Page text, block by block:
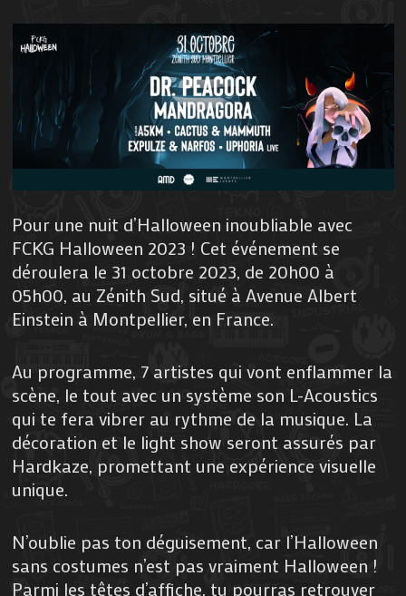
Pour une nuit d’Halloween inoubliable avec
FCKG Halloween 2023 ! Cet événement se
déroulera le 31 octobre 2023, de 20h00 à
05h00, au Zénith Sud, situé à Avenue Albert
Einstein à Montpellier, en France.
Au programme, 7 artistes qui vont enflammer la
scène, le tout avec un système son L-Acoustics
qui te fera vibrer au rythme de la musique. La
décoration et le light show seront assurés par
Hardkaze, promettant une expérience visuelle
unique.
N’oublie pas ton déguisement, car l’Halloween
sans costumes n’est pas vraiment Halloween !
Parmi les têtes d’affiche, tu pourras retrouver